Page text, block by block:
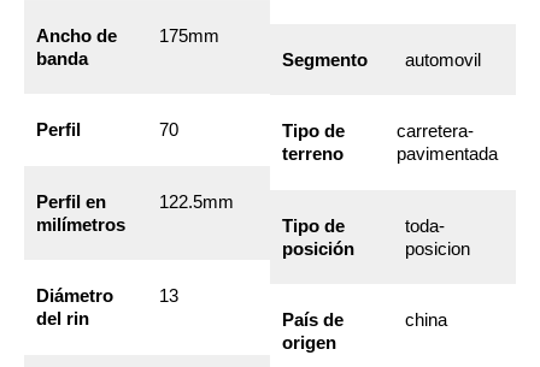
Ancho de
banda
175mm
Perfil 70
Perfil en
milímetros
122.5mm
Diámetro
del rin
13
Segmento automovil
Tipo de
terreno
carretera-
pavimentada
Tipo de
posición
toda-
posicion
País de
origen
china